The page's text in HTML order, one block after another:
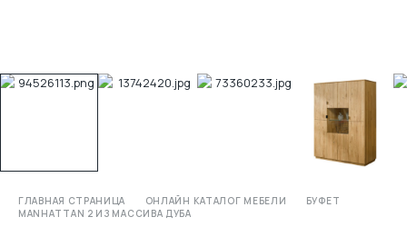
ГЛАВНАЯ СТРАНИЦА ОНЛАЙН КАТАЛОГ МЕБЕЛИ
БУФЕТ
MANHATTAN 2 ИЗ МАССИВА ДУБА